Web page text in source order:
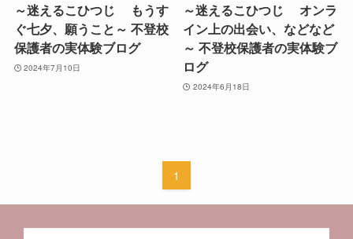
～迷えるこひつじ もうす
ぐ七夕、願うこと～ 不登校
保護者の実体験ブログ
2024年7月10日
～迷えるこひつじ オンラ
イン上の出会い、などなど
～ 不登校保護者の実体験ブ
ログ
2024年6月18日
1